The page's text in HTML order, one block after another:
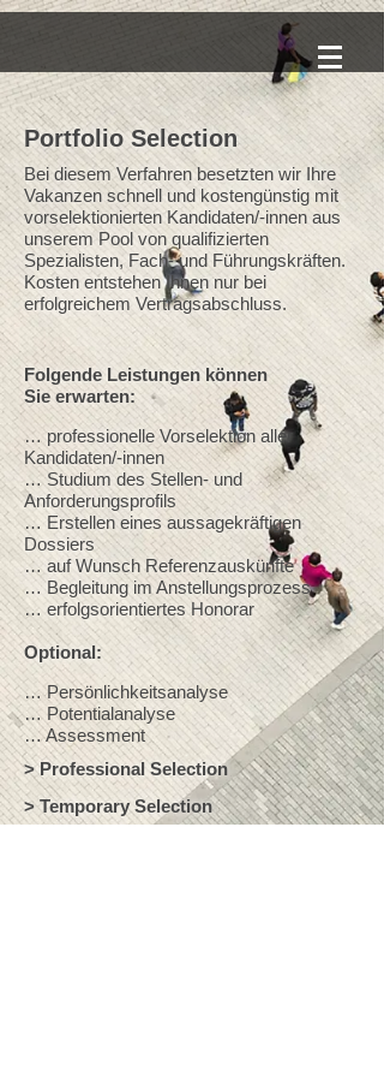
Portfolio Selection
Bei diesem Verfahren besetzten wir Ihre
Vakanzen schnell und kostengünstig mit
vorselektionierten Kandidaten/-innen aus
unserem Pool von qualifizierten
Spezialisten, Fach- und Führungskräften.
Kosten entstehen Ihnen nur bei
erfolgreichem Vertragsabschluss.
Folgende Leistungen können
Sie erwarten:
… professionelle Vorselektion aller
Kandidaten/-innen
… Studium des Stellen- und
Anforderungsprofils
… Erstellen eines aussagekräftigen
Dossiers
… auf Wunsch Referenzauskünfte
… Begleitung im Anstellungsprozess
… erfolgsorientiertes Honorar
Optional:
… Persönlichkeitsanalyse
… Potentialanalyse
… Assessment
> Professional Selection
> Temporary Selection